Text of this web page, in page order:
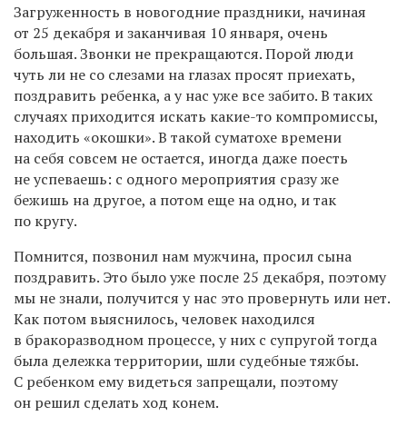
Загруженность в новогодние праздники, начиная
от 25 декабря и заканчивая 10 января, очень
большая. Звонки не прекращаются. Порой люди
чуть ли не со слезами на глазах просят приехать,
поздравить ребенка, а у нас уже все забито. В таких
случаях приходится искать какие-то компромиссы,
находить «окошки». В такой суматохе времени
на себя совсем не остается, иногда даже поесть
не успеваешь: с одного мероприятия сразу же
бежишь на другое, а потом еще на одно, и так
по кругу.
Помнится, позвонил нам мужчина, просил сына
поздравить. Это было уже после 25 декабря, поэтому
мы не знали, получится у нас это провернуть или нет.
Как потом выяснилось, человек находился
в бракоразводном процессе, у них с супругой тогда
была дележка территории, шли судебные тяжбы.
С ребенком ему видеться запрещали, поэтому
он решил сделать ход конем.